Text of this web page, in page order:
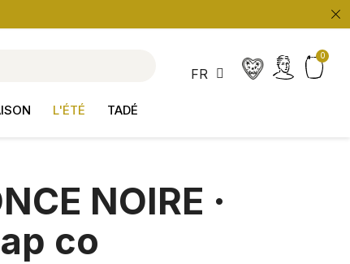
search
L'ÉTÉ TADÉ
FR
NOIRE ·
co